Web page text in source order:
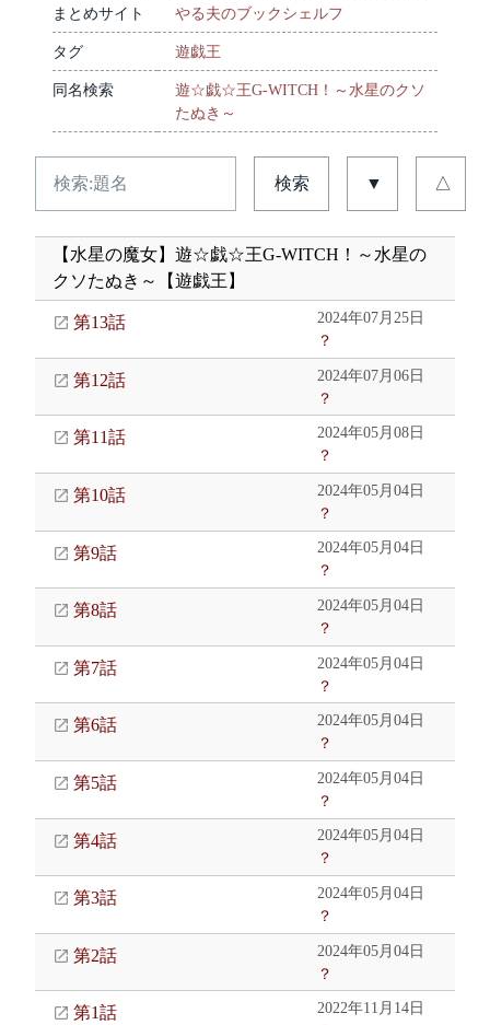
まとめサイト やる夫のブックシェルフ
タグ 遊戯王
同名検索
遊☆戯☆王G-WITCH！～水星のクソ
たぬき～
検索 ▼ △
【水星の魔女】遊☆戯☆王G-WITCH！～水星の
クソたぬき～【遊戯王】
第13話
2024年07月25日
？
第12話
2024年07月06日
？
第11話
2024年05月08日
？
第10話
2024年05月04日
？
第9話
2024年05月04日
？
第8話
2024年05月04日
？
第7話
2024年05月04日
？
第6話
2024年05月04日
？
第5話
2024年05月04日
？
第4話
2024年05月04日
？
第3話
2024年05月04日
？
第2話
2024年05月04日
？
第1話
2022年11月14日